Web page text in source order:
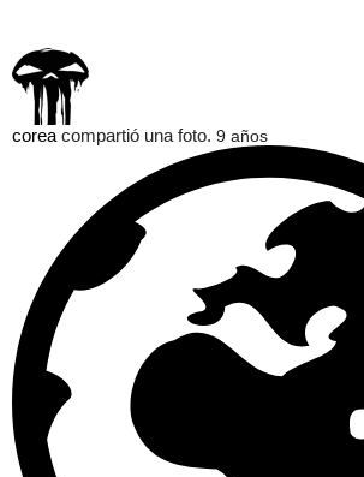
corea compartió una foto. 9 años